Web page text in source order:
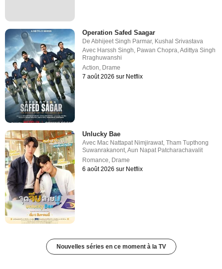
Operation Safed Saagar
DeAbhijeet Singh Parmar, Kushal Srivastava
Avec Harssh Singh, Pawan Chopra,Adittya Singh
Rraghuwanshi
Action, Drame
7 août 2026 sur Netflix
Unlucky Bae
Avec Mac Nattapat Nimjirawat ,Tham Tupthong
Suwanrakanont ,Aun Napat Patcharachavalit
Romance Drame
6 août 2026 sur Netflix
Nouvelles séries en ce moment à la TV